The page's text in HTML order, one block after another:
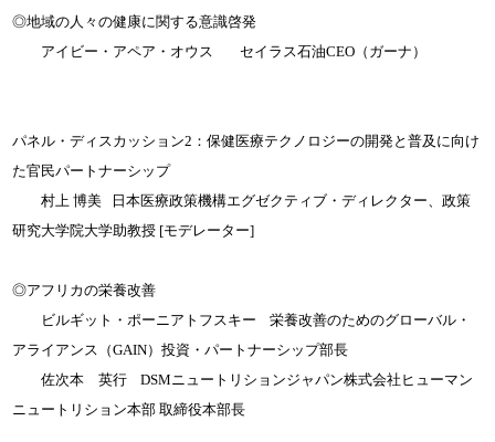
◎地域の人々の健康に関する意識啓発
アイビー・アペア・オウス セイラス石油CEO（ガーナ）
パネル・ディスカッション2：保健医療テクノロジーの開発と普及に向け
た官民パートナーシップ
村上 博美 日本医療政策機構エグゼクティブ・ディレクター、政策
研究大学院大学助教授 [モデレーター]
◎アフリカの栄養改善
ビルギット・ポーニアトフスキー 栄養改善のためのグローバル・
アライアンス（GAIN）投資・パートナーシップ部長
佐次本 英行 DSMニュートリションジャパン株式会社ヒューマン
ニュートリション本部 取締役本部長